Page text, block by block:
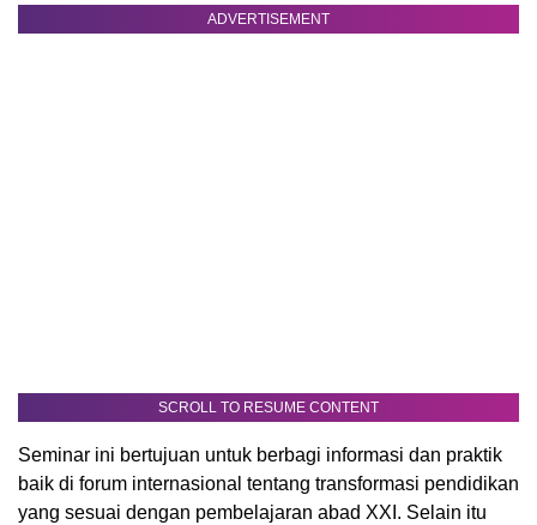
ADVERTISEMENT
SCROLL TO RESUME CONTENT
Seminar ini bertujuan untuk berbagi informasi dan praktik
baik di forum internasional tentang transformasi pendidikan
yang sesuai dengan pembelajaran abad XXI. Selain itu